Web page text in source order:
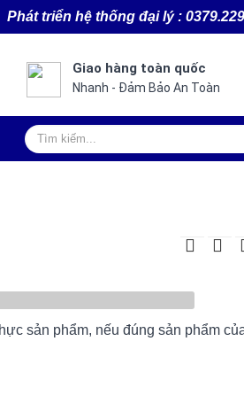
Phát triển hệ thống đại lý :
Giao hàng toàn quốc
Nhanh - Đảm Bảo An Toàn
sản phẩm, nếu đúng sản phẩm